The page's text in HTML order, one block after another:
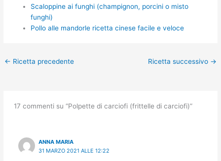
Scaloppine ai funghi (champignon, porcini o misto
funghi)
Pollo alle mandorle ricetta cinese facile e veloce
← Ricetta precedente Ricetta successivo →
17 commenti su “Polpette di carciofi (frittelle di carciofi)”
ANNA MARIA
31 MARZO 2021 ALLE 12:22